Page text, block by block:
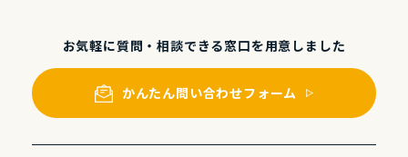
お気軽に質問・相談できる窓⼝を⽤意しました
かんたん問い合わせフォーム